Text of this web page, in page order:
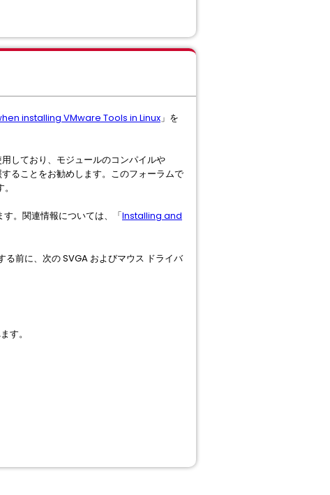
installing VMware Tools in Linux」を
しており、モジュールのコンパイルや
ることをお勧めします。このフォーラムで
。関連情報については、「Installing and
前に、次の SVGA およびマウス ドライバ
す。